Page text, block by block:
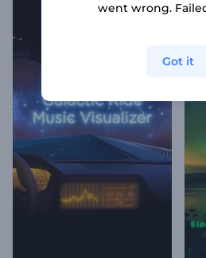
went wrong.
Got it